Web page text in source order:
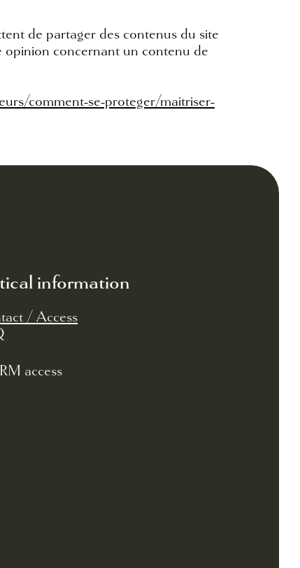
de partager des contenus du site
opinion concernant un contenu de
comment-se-proteger/maitriser-
information
/ Access
access